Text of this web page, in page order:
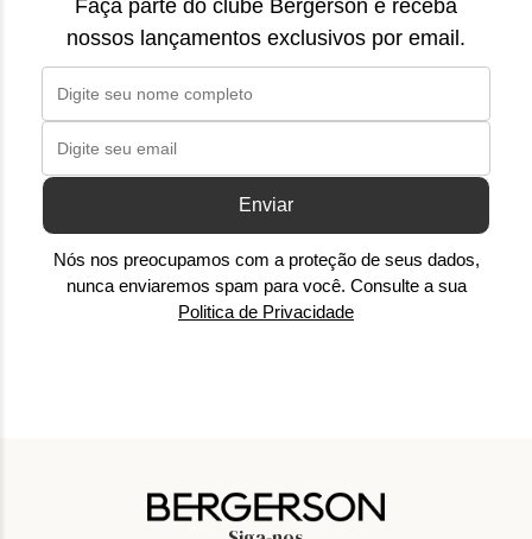
Faça parte do clube Bergerson e receba
nossos lançamentos exclusivos por email.
Enviar
Nós nos preocupamos com a proteção de seus dados,
nunca enviaremos spam para você. Consulte a sua
Politica de Privacidade